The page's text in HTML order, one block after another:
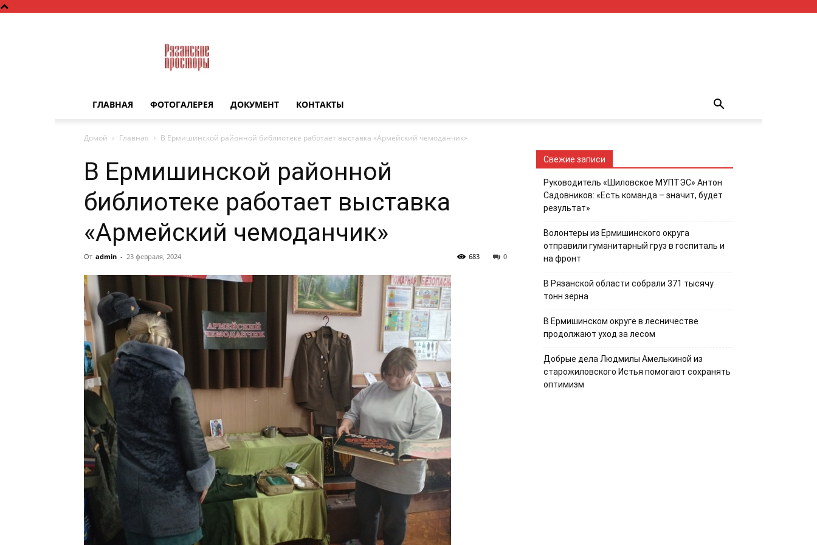
просторы
ГЛАВНАЯ ФОТОГАЛЕРЕЯ ДОКУМЕНТ КОНТАКТЫ
Домой Главная В Ермишинской районной библиотеке работает выставка «Армейский чемоданчик»
В Ермишинской районной
библиотеке работает выставка
«Армейский чемоданчик»
От admin - 23 февраля, 2024 0
683
Свежие записи
Руководитель «Шиловское МУПТЭС» Антон
Садовников: «Есть команда – значит, будет
результат»
Волонтеры из Ермишинского округа
отправили гуманитарный груз в госпиталь и
на фронт
В Рязанской области собрали 371 тысячу
тонн зерна
В Ермишинском округе в лесничестве
продолжают уход за лесом
Добрые дела Людмилы Амелькиной из
старожиловского Истья помогают сохранять
оптимизм